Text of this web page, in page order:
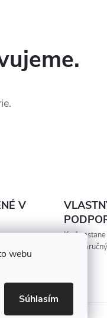
webu
Súhlasím
V
Keď
aj